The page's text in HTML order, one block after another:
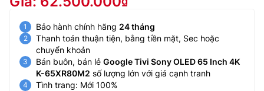
Bảo hành chính hãng 24 tháng
Thanh toán thuận tiện, bằng tiền mặt, Sec hoặc
chuyển khoản
Bán buôn, bán lẻ Google Tivi Sony OLED 65 Inch 4K
K-65XR80M2 số lượng lớn với giá cạnh tranh
Tình trang: Mới 100%